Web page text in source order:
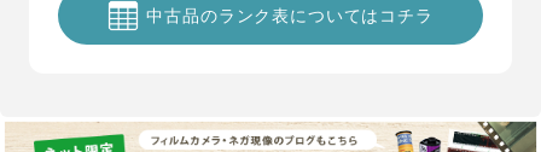
中古品のランク表についてはコチラ